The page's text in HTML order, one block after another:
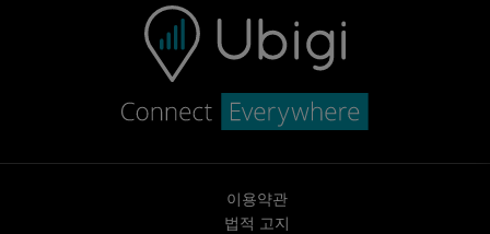
이용약관
법적 고지